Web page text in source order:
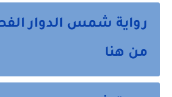
رواية شمس الدوار
من هنا